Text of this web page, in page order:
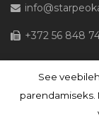
+372 56 848
©
See
parendamiseks.